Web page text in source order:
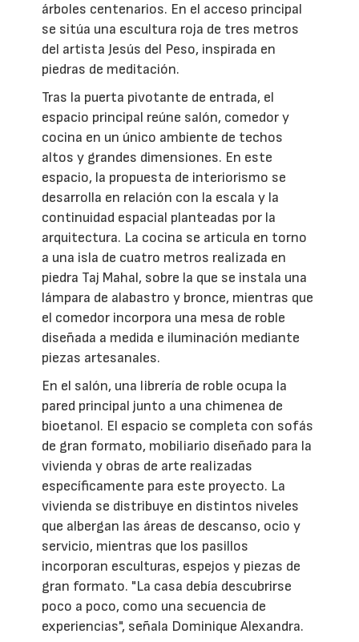
árboles centenarios. En el acceso principal
se sitúa una escultura roja de tres metros
del artista Jesús del Peso, inspirada en
piedras de meditación.
Tras la puerta pivotante de entrada, el
espacio principal reúne salón, comedor y
cocina en un único ambiente de techos
altos y grandes dimensiones. En este
espacio, la propuesta de interiorismo se
desarrolla en relación con la escala y la
continuidad espacial planteadas por la
arquitectura. La cocina se articula en torno
a una isla de cuatro metros realizada en
piedra Taj Mahal, sobre la que se instala una
lámpara de alabastro y bronce, mientras que
el comedor incorpora una mesa de roble
diseñada a medida e iluminación mediante
piezas artesanales.
En el salón, una librería de roble ocupa la
pared principal junto a una chimenea de
bioetanol. El espacio se completa con sofás
de gran formato, mobiliario diseñado para la
vivienda y obras de arte realizadas
específicamente para este proyecto. La
vivienda se distribuye en distintos niveles
que albergan las áreas de descanso, ocio y
servicio, mientras que los pasillos
incorporan esculturas, espejos y piezas de
gran formato. "La casa debía descubrirse
poco a poco, como una secuencia de
experiencias", señala Dominique Alexandra.